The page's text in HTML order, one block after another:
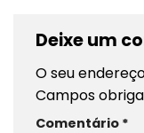
Deixe um
O seu
Campos
Comentário *